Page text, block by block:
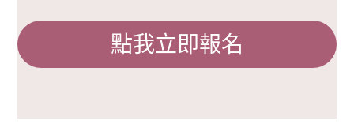
點我立即報名